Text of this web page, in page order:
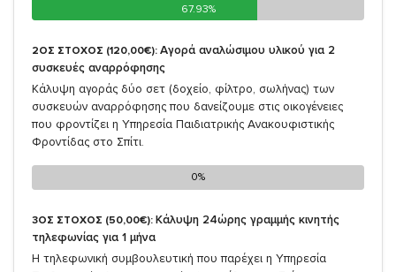
67.93%
67.93%
2ΟΣ ΣΤΟΧΟΣ (120,00€): Αγορά αναλώσιμου υλικού για 2
συσκευές αναρρόφησης
Κάλυψη αγοράς δύο σετ (δοχείο, φίλτρο, σωλήνας) των
συσκευών αναρρόφησης που δανείζουμε στις οικογένειες
που φροντίζει η Υπηρεσία Παιδιατρικής Ανακουφιστικής
Φροντίδας στο Σπίτι.
0%
0%
3ΟΣ ΣΤΟΧΟΣ (50,00€): Κάλυψη 24ώρης γραμμής κινητής
τηλεφωνίας για 1 μήνα
Η τηλεφωνική συμβουλευτική που παρέχει η Υπηρεσία